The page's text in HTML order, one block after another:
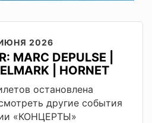
2026
MARC DEPULSE |
| HORNET
остановлена
другие события
«КОНЦЕРТЫ»